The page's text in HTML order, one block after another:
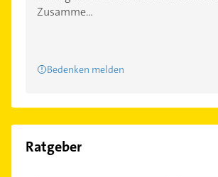
Zusamme...
Bedenken melden
Ratgeber